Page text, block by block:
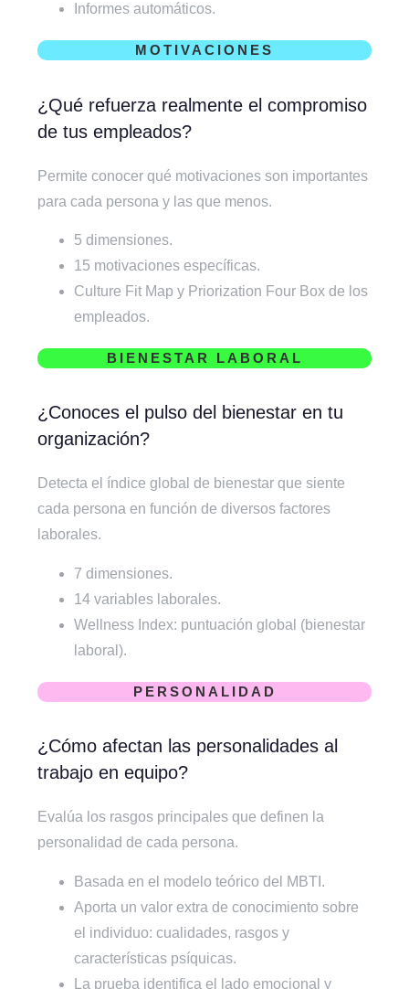
MOTIVACIONES
¿Qué refuerza realmente el compromiso
de tus empleados?
Permite conocer qué motivaciones son importantes
para cada persona y las que menos.
5 dimensiones.
15 motivaciones específicas.
Culture Fit Map y Priorization Four Box de los
empleados.
Informes automáticos.
PERSONALIDAD
¿Cómo afectan las personalidades al
trabajo en equipo?
Evalúa los rasgos principales que definen la
personalidad de cada persona.
Basada en el modelo teórico del MBTI.
Aporta un valor extra de conocimiento sobre
el individuo: cualidades, rasgos y
características psíquicas.
La prueba identifica el lado emocional y
BIENESTAR LABORAL
¿Conoces el pulso del bienestar en tu
organización?
Detecta el índice global de bienestar que siente
cada persona en función de diversos factores
laborales.
7 dimensiones.
14 variables laborales.
Wellness Index: puntuación global (bienestar
laboral).